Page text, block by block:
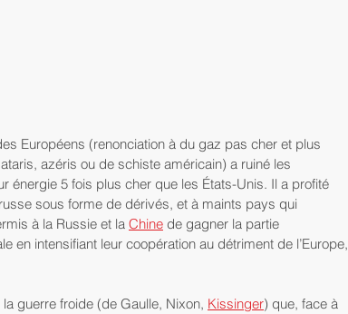
Européens (renonciation à du gaz pas cher et plus
azéris ou de schiste américain) a ruiné les
énergie 5 fois plus cher que les États-Unis. Il a profité
sous forme de dérivés, et à maints pays qui
à la Russie et la Chine de gagner la partie
en intensifiant leur coopération au détriment de l’Europe,
guerre froide (de Gaulle, Nixon, Kissinger) que, face à